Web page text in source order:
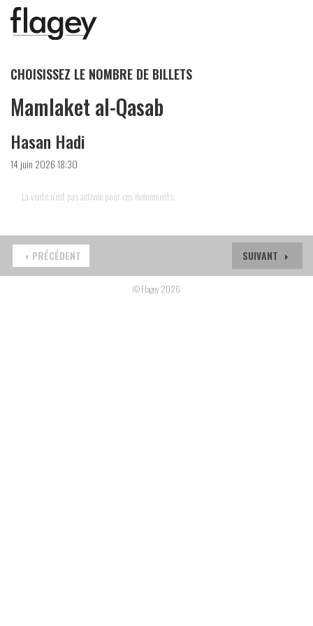
CHOISISSEZ LE NOMBRE DE BILLETS
Mamlaket al-Qasab
Hasan Hadi
14 juin 2026 18:30
La vente n'est pas activée pour ces événements.
SUIVANT
PRÉCÉDENT
© Flagey 2026